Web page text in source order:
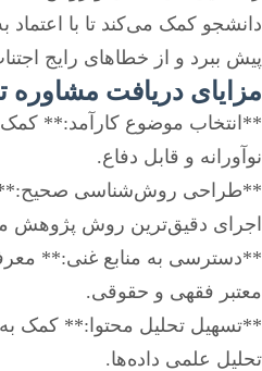
دانشجو کمک می‌کند تا با اعتماد
پیش ببرد و از خطاهای رایج
مزایای دریافت
**انتخاب موضوع کارآمد:**
نوآورانه و قابل دفاع.
**طراحی روش‌شناسی صحیح:**
اجرای دقیق‌ترین روش پژوهش
**دسترسی به منابع غنی:**
معتبر فقهی و حقوقی.
**تسهیل تحلیل محتوا:** کمک
تحلیل علمی داده‌ها.